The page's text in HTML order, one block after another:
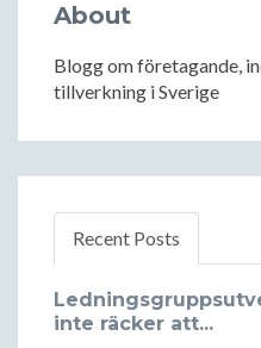
About
Blogg om företagande,
tillverkning i Sverige
Recent Posts
inte räcker att...